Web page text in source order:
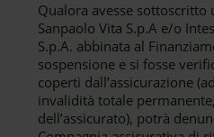
Qualora avesse sottoscritto
Sanpaolo Vita S.p.A e/o
S.p.A. abbinata al
sospensione e si fosse
coperti dall’assicurazione
invalidità totale
dell’assicurato), potrà